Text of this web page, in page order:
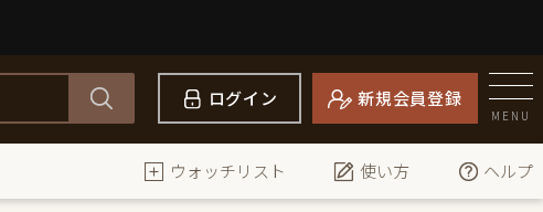
ログイン 新規会員登録
MENU
ウォッチリスト 使い方 ヘルプ